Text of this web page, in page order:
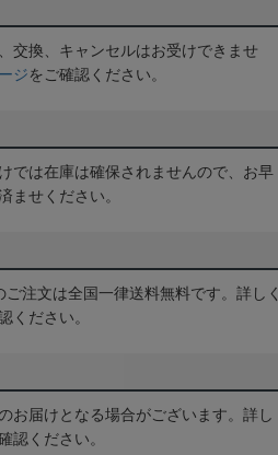
交換、キャンセルはお受けできませ
ジをご確認ください。
では在庫は確保されませんので、お早
ませください。
注文は全国一律送料無料です。詳しく
ください。
お届けとなる場合がございます。詳し
認ください。